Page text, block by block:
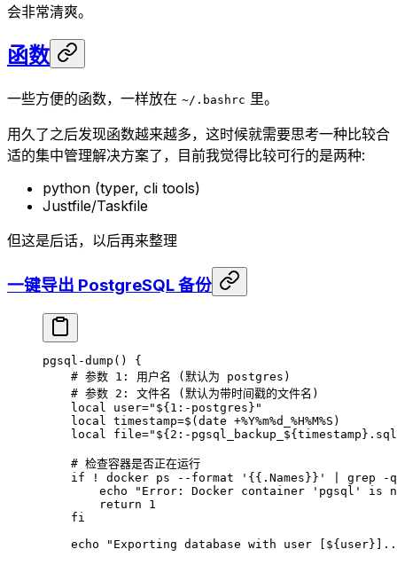
会非常清爽。
函数
一些方便的函数，一样放在 ~/.bashrc 里。
用久了之后发现函数越来越多，这时候就需要思考一种比较合
适的集中管理解决方案了，目前我觉得比较可行的是两种:
python (typer, cli tools)
Justfile/Taskfile
但这是后话，以后再来整理
一键导出 PostgreSQL 备份
pgsql-dump () {
    # 参数 1: 用户名 (默认为 postgres)
    # 参数 2: 文件名 (默认为带时间戳的文件名)
    local
user=" ${1 :- postgres } "
    local
timestamp=$( date +%Y%m%d_%H%M%S )
    local
file=" ${2 :- pgsql_backup_ ${ timestamp }. sql
    # 检查容器是否正在运行
    if
! docker ps --format '{{.Names}}' grep -q
        echo
"Error: Docker container 'pgsql' is
        return
1
    fi
    echo
"Exporting database with user [${ user